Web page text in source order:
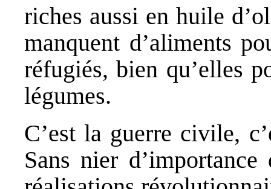
riches aussi en huile
manquent d’aliments
réfugiés, bien qu’elles
légumes.
C’est la guerre civile,
Sans nier